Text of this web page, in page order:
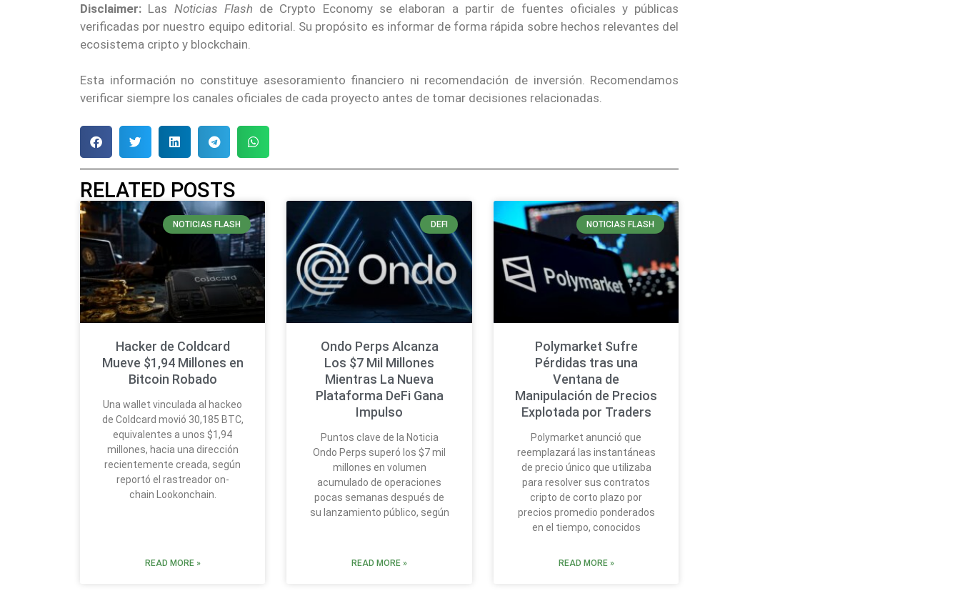
Disclaimer: Las Noticias Flash de Crypto Economy se elaboran a partir de fuentes oficiales y públicas
verificadas por nuestro equipo editorial. Su propósito es informar de forma rápida sobre hechos relevantes del
ecosistema cripto y blockchain.
Esta información no constituye asesoramiento financiero ni recomendación de inversión. Recomendamos
verificar siempre los canales oficiales de cada proyecto antes de tomar decisiones relacionadas.
RELATED POSTS
NOTICIAS FLASH
Hacker de Coldcard
Mueve $1,94 Millones en
Bitcoin Robado
Una wallet vinculada al hackeo
de Coldcard movió 30,185 BTC,
equivalentes a unos $1,94
millones, hacia una dirección
recientemente creada, según
reportó el rastreador on-
chain Lookonchain.
READ MORE »
DEFI
Ondo Perps Alcanza
Los $7 Mil Millones
Mientras La Nueva
Plataforma DeFi Gana
Impulso
Puntos clave de la Noticia
Ondo Perps superó los $7 mil
millones en volumen
acumulado de operaciones
pocas semanas después de
su lanzamiento público, según
READ MORE »
NOTICIAS FLASH
Polymarket Sufre
Pérdidas tras una
Ventana de
Manipulación de Precios
Explotada por Traders
Polymarket anunció que
reemplazará las instantáneas
de precio único que utilizaba
para resolver sus contratos
cripto de corto plazo por
precios promedio ponderados
en el tiempo, conocidos
READ MORE »